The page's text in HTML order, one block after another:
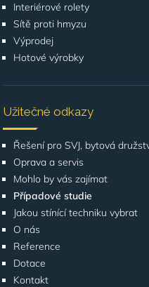
Interiérové rolety
Sítě proti hmyzu
Výprodej
Hotové výrobky
Užitečné odkazy
Řešení pro SVJ, bytová
Oprava a servis
Mohlo by vás zajímat
Případové studie
Jakou stínící techniku vybrat
O nás
Reference
Dotace
Kontakt